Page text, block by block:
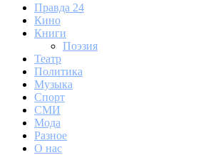
Правда 24
Кино
Книги
Поэзия
Театр
Политика
Музыка
Спорт
СМИ
Мода
Разное
О нас